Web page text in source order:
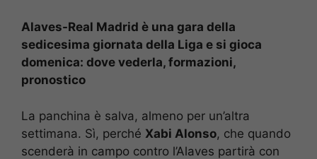
Alaves-Real Madrid è una gara della
sedicesima giornata della Liga e si gioca
domenica: dove vederla, formazioni,
pronostico
La panchina è salva, almeno per un’altra
settimana. Sì, perché Xabi Alonso, che quando
scenderà in campo contro l’Alaves partirà con